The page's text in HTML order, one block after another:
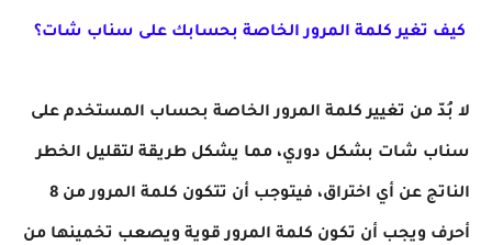
كيف تغير كلمة المرور الخاصة بحسابك على سناب شات؟
لا بُدّ من تغيير كلمة المرور الخاصة بحساب المستخدم على
سناب شات بشكل دوري، مما يشكل طريقة لتقليل الخطر
الناتج عن أي اختراق، فيتوجب أن تتكون كلمة المرور من 8
أحرف ويجب أن تكون كلمة المرور قوية ويصعب تخمينها من